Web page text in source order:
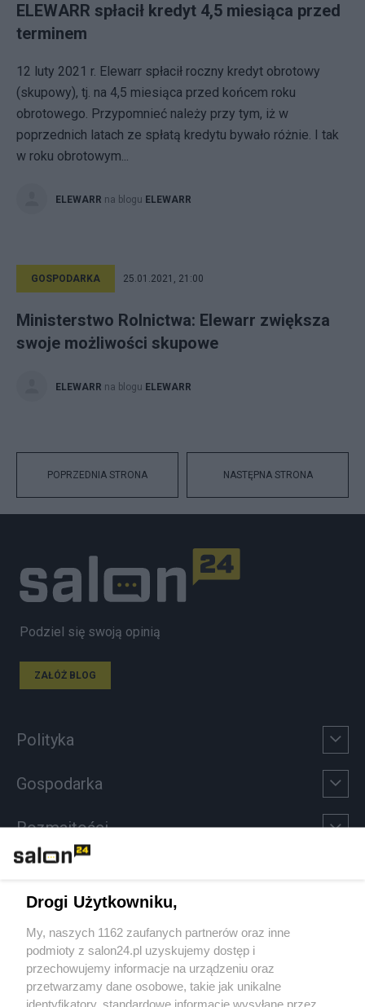
ELEWARR spłacił kredyt 4,5 miesiąca przed
terminem
12 luty 2021 r. Elewarr spłacił roczny kredyt obrotowy
(skupowy), tj. na 4,5 miesiąca przed końcem roku
obrotowego. Przypomnieć należy przy tym, iż w
poprzednich latach ze spłatą kredytu bywało różnie. I tak
w roku obrotowym...
ELEWARR na blogu ELEWARR
GOSPODARKA 25.01.2021, 21:00
Ministerstwo Rolnictwa: Elewarr zwiększa
swoje możliwości skupowe
ELEWARR na blogu ELEWARR
POPRZEDNIA STRONA NASTĘPNA STRONA
Podziel się swoją opinią
ZAŁÓŻ BLOG
Polityka
Gospodarka
Rozmaitości
Sport
Społeczeństwo
Drogi Użytkowniku,
My, naszych 1162 zaufanych partnerów oraz inne
podmioty z salon24.pl uzyskujemy dostęp i
przechowujemy informacje na urządzeniu oraz
przetwarzamy dane osobowe, takie jak unikalne
identyfikatory, standardowe informacje wysyłane przez